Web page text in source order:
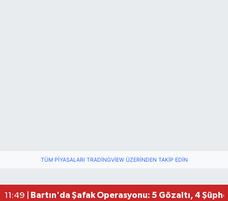
TÜM PIYASALARI TRADINGVIEW ÜZERINDEN TAKIP EDIN
11:49 | Bartın'da Şafak Operasyonu: 5 Gözaltı, 4